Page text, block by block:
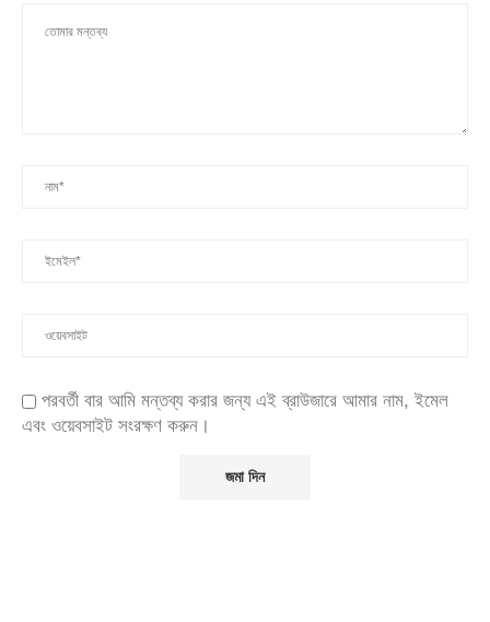
পরবর্তী বার আমি মন্তব্য করার জন্য এই ব্রাউজারে আমার নাম, ইমেল
এবং ওয়েবসাইট সংরক্ষণ করুন।